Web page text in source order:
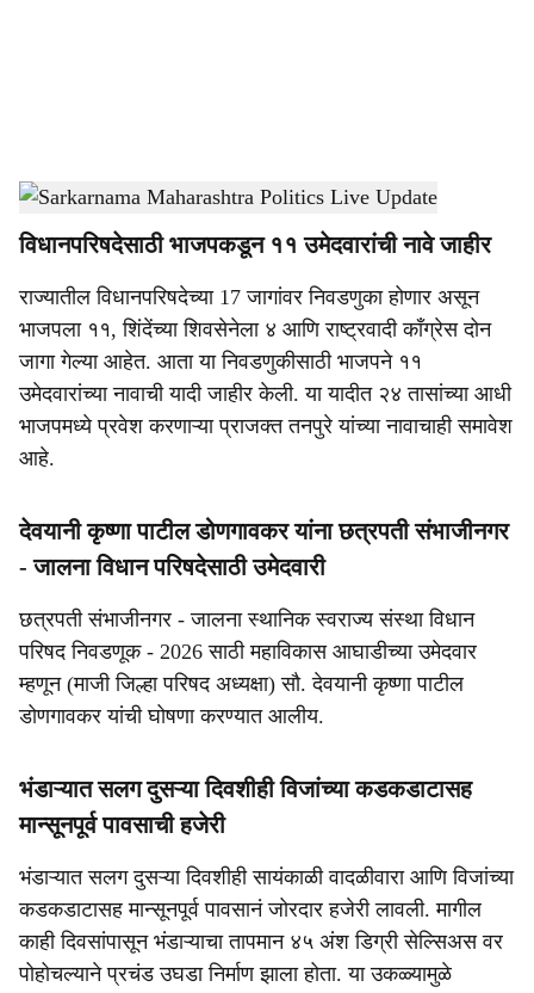
a
r
e
Sarkarnama Maharashtra Politics Live Update-Sarkarnama
विधानपरिषदेसाठी भाजपकडून ११ उमेदवारांची नावे जाहीर
राज्यातील विधानपरिषदेच्या 17 जागांवर निवडणुका होणार असून
भाजपला ११, शिंदेंच्या शिवसेनेला ४ आणि राष्ट्रवादी काँग्रेस दोन
जागा गेल्या आहेत. आता या निवडणुकीसाठी भाजपने ११
उमेदवारांच्या नावाची यादी जाहीर केली. या यादीत २४ तासांच्या आधी
भाजपमध्ये प्रवेश करणाऱ्या प्राजक्त तनपुरे यांच्या नावाचाही समावेश
आहे.
देवयानी कृष्णा पाटील डोणगावकर यांना छत्रपती संभाजीनगर
- जालना विधान परिषदेसाठी उमेदवारी
छत्रपती संभाजीनगर - जालना स्थानिक स्वराज्य संस्था विधान
परिषद निवडणूक - 2026 साठी महाविकास आघाडीच्या उमेदवार
म्हणून (माजी जिल्हा परिषद अध्यक्षा) सौ. देवयानी कृष्णा पाटील
डोणगावकर यांची घोषणा करण्यात आलीय.
भंडाऱ्यात सलग दुसऱ्या दिवशीही विजांच्या कडकडाटासह
मान्सूनपूर्व पावसाची हजेरी
भंडाऱ्यात सलग दुसऱ्या दिवशीही सायंकाळी वादळीवारा आणि विजांच्या
कडकडाटासह मान्सूनपूर्व पावसानं जोरदार हजेरी लावली. मागील
काही दिवसांपासून भंडाऱ्याचा तापमान ४५ अंश डिग्री सेल्सिअस वर
पोहोचल्याने प्रचंड उघडा निर्माण झाला होता. या उकळ्यामुळे